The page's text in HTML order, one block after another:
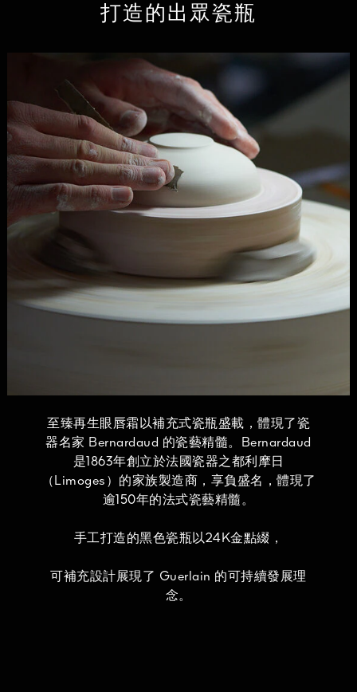
打造的出眾瓷瓶
至臻再生眼唇霜以補充式瓷瓶盛載，體現了瓷
器名家 Bernardaud 的瓷藝精髓。Bernardaud
是1863年創立於法國瓷器之都利摩日
（Limoges）的家族製造商，享負盛名，體現了
逾150年的法式瓷藝精髓。
手工打造的黑色瓷瓶以24K金點綴，
可補充設計展現了 Guerlain 的可持續發展理
念。